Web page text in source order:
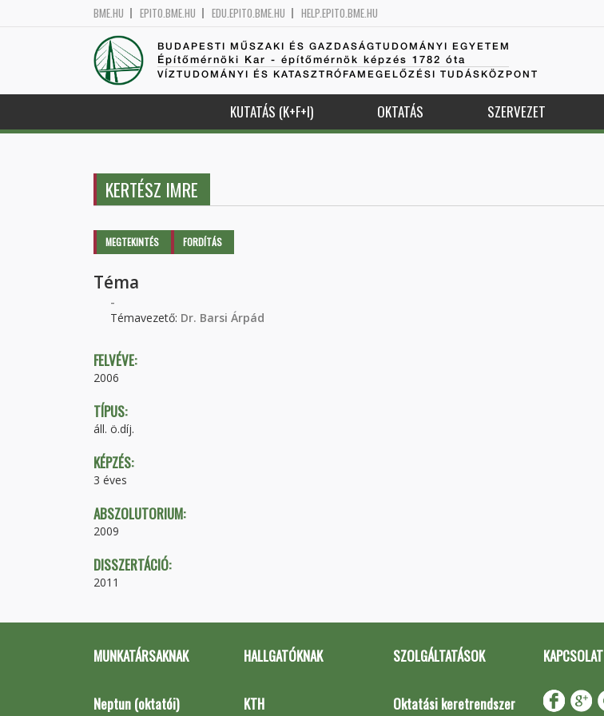
BME.HU EPITO.BME.HU EDU.EPITO.BME.HU HELP.EPITO.BME.HU
BUDAPESTI MŰSZAKI ÉS GAZDASÁGTUDOMÁNYI EGYETEM
Építőmérnöki Kar - építőmérnök képzés 1782 óta
VÍZTUDOMÁNYI ÉS KATASZTRÓFAMEGELŐZÉSI TUDÁSKÖZPONT
KUTATÁS (K+F+I) OKTATÁS SZERVEZET
KERTÉSZ IMRE
Elsődleges fülek
MEGTEKINTÉS (AKTÍVFORDÍTÁS
Téma
-
Témavezető: Dr. Barsi Árpád
FELVÉVE:
2006
TÍPUS:
áll. ö.díj.
KÉPZÉS:
3 éves
ABSZOLUTORIUM:
2009
DISSZERTÁCIÓ:
2011
MUNKATÁRSAKNAK
Neptun (oktatói)
HALLGATÓKNAK
KTH
SZOLGÁLTATÁSOK
Oktatási keretrendszer
KAPCSOLAT